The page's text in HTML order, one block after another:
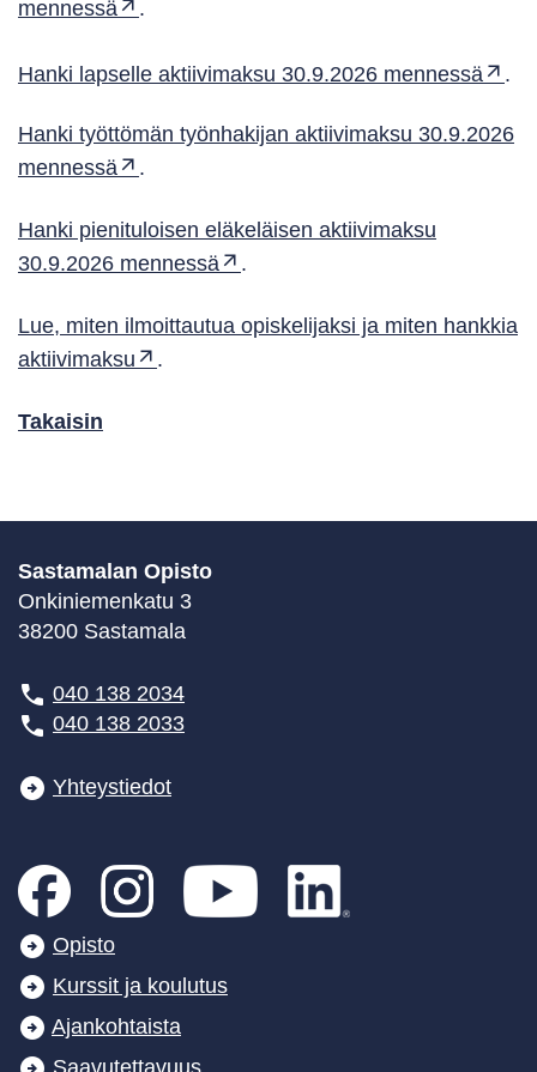
mennessä
.
Hanki lapselle aktiivimaksu 30.9.2026 mennessä .
Hanki työttömän työnhakijan aktiivimaksu 30.9.2026
mennessä
.
Hanki pienituloisen eläkeläisen aktiivimaksu
30.9.2026 mennessä
.
Lue, miten ilmoittautua opiskelijaksi ja miten hankkia
aktiivimaksu
.
Takaisin
Sastamalan Opisto
Onkiniemenkatu 3
38200 Sastamala
040 138 2034
040 138 2033
Yhteystiedot
Opisto
Kurssit ja koulutus
Ajankohtaista
Saavutettavuus